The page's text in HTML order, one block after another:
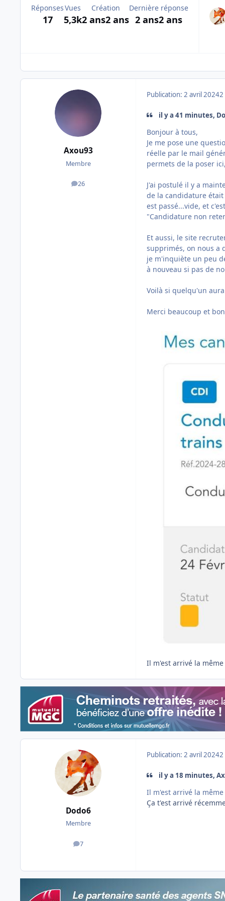
Réponses
17
Vues
5,3k
Création
2 ans2 ans
Dernière réponse
2 ans2 ans
Axou93
Membre
26
messages
Publication: 2 avril 20242
il y a 41 minutes,
Bonjour à tous,
Je me pose une
réelle par le mail
permets de la poser
J'ai postulé il y a
de la candidature
est passé...vide, et
"Candidature non
Et aussi, le site
supprimés, on nous a
je m'inquiète un peu
à nouveau si pas de
Voilà si quelqu'un
Merci beaucoup et
Il m'est arrivé la
Dodo6
Membre
7
messages
Publication: 2 avril 20242
il y a 18 minutes,
Il m'est arrivé la
Ça t'est arrivé